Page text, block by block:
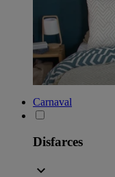
Carnaval
Disfarces